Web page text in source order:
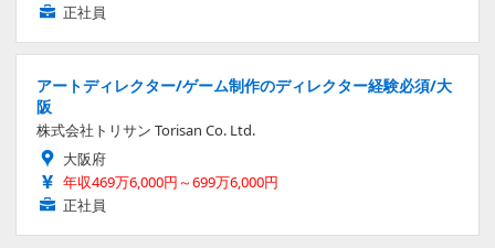
正社員
アートディレクター/ゲーム制作のディレクター経験必須/大
阪
株式会社トリサン Torisan Co. Ltd.
大阪府
年収469万6,000円～699万6,000円
正社員